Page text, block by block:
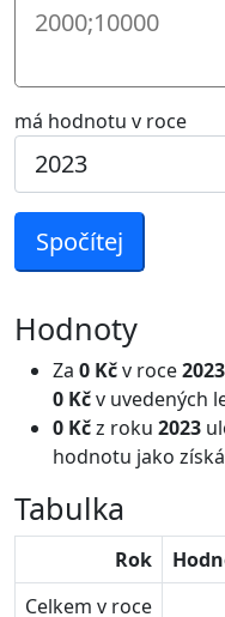
má hodnotu v roce
Spočítej
Hodnoty
Za 0 Kčv roce2023
0 Kčv uvedených
0 Kčz roku 2023
hodnotu jako
Tabulka
Rok
Celkem v roce